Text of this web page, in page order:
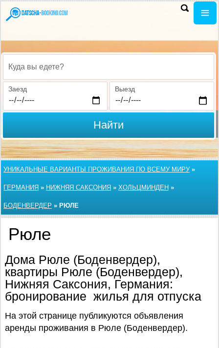
Куда вы едете?
Заезд Выезд
Найти
УНИКАЛЬНЫЕ ВАРИАНТЫ ПРОЖИВАНИЯ ПО ВСЕМУ МИРУ»
ГЕРМАНИЯ » НИЖНЯЯ САКСОНИЯ » ХОЛЬЦМИНДЕН »
БОДЕНВЕРДЕР » РЮЛЕ
Рюле
Дома Рюле (Боденвердер),
квартиры Рюле (Боденвердер),
Нижняя Саксония, Германия:
бронирование жилья для отпуска
На этой странице публикуются объявления
аренды проживания в Рюле (Боденвердер).